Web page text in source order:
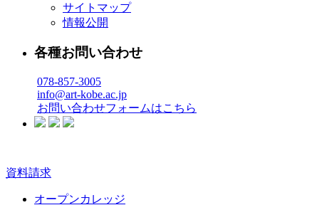
サイトマップ
情報公開
各種お問い合わせ
078-857-3005
info@art-kobe.ac.jp
お問い合わせフォームはこちら
資料請求
オープンカレッジ